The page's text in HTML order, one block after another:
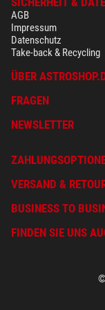
+ Weitere
Alle Preise inklusive
AGB
Impressum
Datenschutz
Take-back & Recycling
ÜBER
FRAGEN
NEWSLETTER
VERSAND &
BUSINESS TO
FINDEN SIE UNS
©